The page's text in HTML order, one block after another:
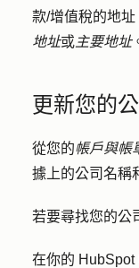
款/增值稅的地
地址或主要地址
更新您的
從您的帳戶與帳
據上的公司名稱
若要尋找您的公
在你的 HubSpot